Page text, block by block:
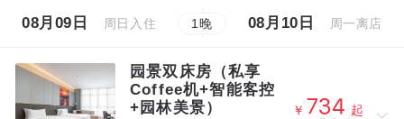
08月09日 周日入住 1晚 08月10日 周一离店
园景双床房（私享
Coffee机+智能客控
+园林美景）
￥  起